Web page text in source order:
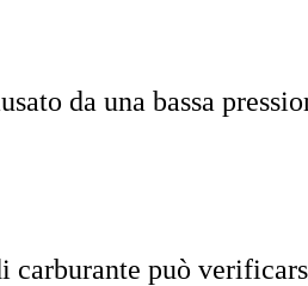
da una bassa
carburante può